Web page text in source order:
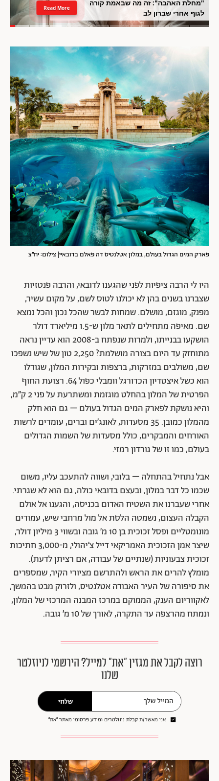
"מחלת האהבה": זה מה שבאמת קורה
לגוף אחרי שברון לב
Read More
פארק המים הגדול בעולם, במלון אטלנטיס דה פאלם בדובאיי| צילום: יח״צ
היו לי הרבה ציפיות לפני שהגענו לדובאי, והרבה פנטזיות
שצברנו בשנים בהן לא יכולנו לטוס לשם, על מקום עשיר,
מפנק, מוגזם, מושלם. שמחות לבשר שהכל נכון והכל נמצא
שם. מאיפה מתחילים לתאר מלון ש-1.5 מיליארד דולר
הושקעו בבנייתו, ולמרות שנפתח ב-2008 הוא עדיין נראה
מתוחזק עד היום בצורה מושלמת? 2,250 טון של שיש נשפכו
שם, משולבים במזרקות, ברצפות ובקירות המלון, שגודלו
הוא כשל איצטדיון הכדורגל וומבלי כפול 64. רצועת החוף
הפרטית של המלון בהחלט מוגזמת ומשתרעת על פני 2 ק״מ,
והיא נושקת לפארק המים הגדול בעולם – גם הוא חלק
מהמלון כמובן. 35 מסעדות, לאונג׳ים וברים, עומדים לרשות
האורחים והמבקרים, כולל מסעדות של השמות הגדולים
בעולם, כמו זו של גורדון רמזי.
אבל נתחיל בהתחלה – בלובי, ושווה להתעכב עליו, משום
שכמו כל דבר במלון, ובעצם בדובאי כולה, גם הוא לא שגרתי.
אחרי שעברנו את השטיח האדום בכניסה, והגענו אל אולם
הקבלה העצום, נשמטה הלסת אל מול מרחבי שיש, עמודים
מונומטליים ופסל זכוכית בן 10 מ׳ גובה ובשווי 3 מיליון דולר,
שיצר אמן הזכוכית האמריקאי דייל צ׳יהולי, מ-3,000 חתיכות
זכוכית צבעוניות (שנתיים של עבודה, אם רציתן לדעת).
מומלץ להרים את הראש ולהתרשם מציורי הקיר, שמספרים
את סיפורה של העיר האבודה אטלנטיס, ולזרוק מבט בהמשך,
לאקווריום הענק, הממוקם במרכז המבנה המרכזי של המלון,
ונמתח מהרצפה עד התקרה, לאורך של 10 מ׳ גובה.
רוצה לקבל את מגזין ״את״ למייל? הירשמי לניוזלטר
שלנו
שלחי
אני מאשר/ת קבלת ניוזלטרים ומידע פרסומי מאתר ״את״